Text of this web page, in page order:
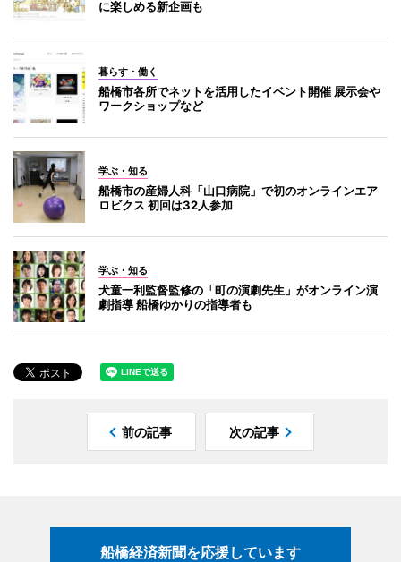
に楽しめる新企画も
暮らす・働く
船橋市各所でネットを活用したイベント開催 展示会や
ワークショップなど
学ぶ・知る
船橋市の産婦人科「山口病院」で初のオンラインエア
ロビクス 初回は32人参加
学ぶ・知る
犬童一利監督監修の「町の演劇先生」がオンライン演
劇指導 船橋ゆかりの指導者も
前の記事 次の記事
船橋経済新聞を応援しています